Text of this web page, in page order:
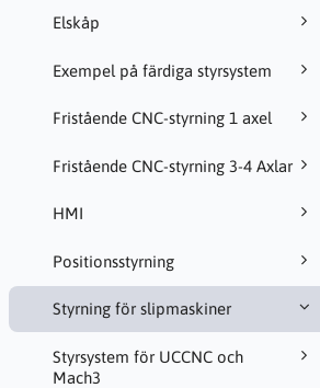
Elskåp
Exempel på färdiga styrsystem
Fristående CNC-styrning 1 axel
Fristående CNC-styrning 3-4 Axlar
HMI
Positionsstyrning
Styrning för slipmaskiner
Styrsystem för UCCNC och
Mach3